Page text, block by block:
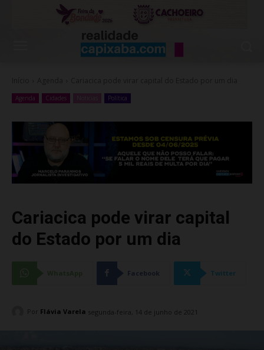
Agenda Cidades Política
Cariacica pode virar capital
do Estado por um dia
Facebook Twitter
Por Flávia Varela segunda-feira, 14 de junho de 2021